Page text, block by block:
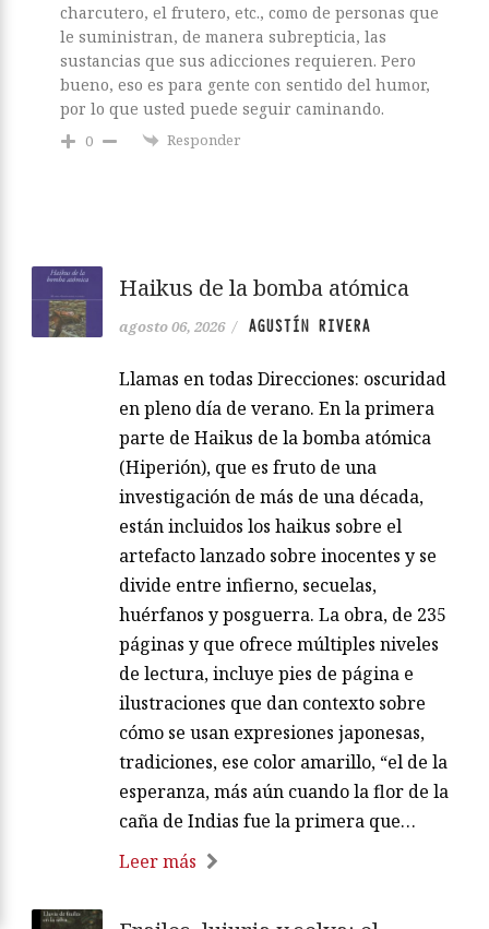
charcutero, el frutero, etc., como de personas que
le suministran, de manera subrepticia, las
sustancias que sus adicciones requieren. Pero
bueno, eso es para gente con sentido del humor,
por lo que usted puede seguir caminando.
0 Responder
Haikus de la bomba atómica
agosto 06, 2026 / AGUSTÍN RIVERA
Llamas en todas Direcciones: oscuridad
en pleno día de verano. En la primera
parte de Haikus de la bomba atómica
(Hiperión), que es fruto de una
investigación de más de una década,
están incluidos los haikus sobre el
artefacto lanzado sobre inocentes y se
divide entre infierno, secuelas,
huérfanos y posguerra. La obra, de 235
páginas y que ofrece múltiples niveles
de lectura, incluye pies de página e
ilustraciones que dan contexto sobre
cómo se usan expresiones japonesas,
tradiciones, ese color amarillo, “el de la
esperanza, más aún cuando la flor de la
caña de Indias fue la primera que…
Leer más